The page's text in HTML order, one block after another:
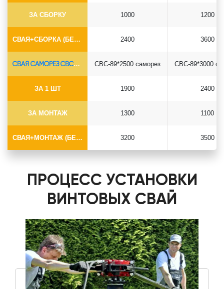
ЗА СБОРКУ
СВАЯ+СБОРКА (БЕЗ ОГОЛОВКА)
1000
2400
1200
3600
СВАЯ САМОРЕЗ СВС-Ø89*6.5
ЗА 1 ШТ
ЗА МОНТАЖ
СВАЯ+МОНТАЖ (БЕЗ ОГОЛОВКА)
СВС-89*2500 саморез
1900
1300
3200
СВС-89*3000
2400
1100
3500
ПРОЦЕСС УСТАНОВКИ
ВИНТОВЫХ СВАЙ